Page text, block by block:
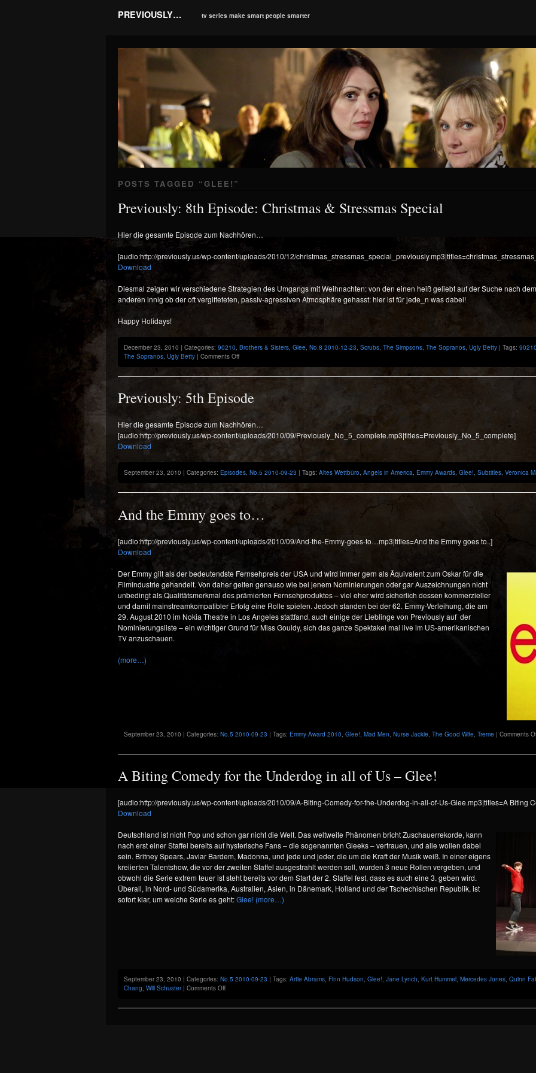
PREVIOUSLY… tv series make smart people smarter
POSTS TAGGED “GLEE! ”
Previously: 8th Episode: Christmas & Stressmas Special
Hier die gesamte Episode zum Nachhören…
[audio:http://previously.us/wp-content/uploads/2010/12/
Download
Diesmal zeigen wir verschiedene Strategien des Umgangs mit Weihnachten: von den einen heiß geliebt auf der Suche nach
anderen innig ob der oft vergifteteten, passiv-agressiven Atmosphäre gehasst: hier ist für jede_n was dabei!
Happy Holidays!
December 23, 2010 | Categories: 90210, Brothers & Sisters, Glee, No.8 2010-12-23, Scrubs, The Simpsons, The Sopranos, Ugly Betty | Tags: 90210
The Sopranos, Ugly Betty | Comments Offon
Christmas
&
Previously: 5th Episode
Hier die gesamte Episode zum Nachhören…
[audio:http://previously.us/wp-content/uploads/2010/09/Previously_No_5_complete.mp3|titles=Previously_No_5_complete]
Download
September 23, 2010 | Categories: Episodes, No.5 2010-09-23 | Tags: Altes Wettbüro, Angels in America, Emmy Awards, Glee!, Subtitles, Veronica
And the Emmy goes to…
[audio:http://previously.us/wp-content/uploads/2010/09/And-the-Emmy-goes-to…mp3|titles=And the Emmy goes to..]
Download
Der Emmy gilt als der bedeutendste Fernsehpreis der USA und wird immergern als Äquivalent zum Oskar für die
Filmindustrie gehandelt. Von daher gelten genauso wie bei jenem Nominierungen oder gar Auszeichnungen nicht
unbedingt als Qualitätsmerkmal des prämierten Fernsehproduktes – viel eher wird sicherlich dessen kommerzieller
und damit mainstreamkompatibler Erfolg eine Rolle spielen. Jedoch standen bei der 62. Emmy-Verleihung, die am
29. August 2010 im Nokia Theatre in Los Angeles stattfand, auch einige der Lieblinge von Previously auf der
Nominierungsliste – ein wichtiger Grund für Miss Gouldy, sich das ganze Spektakel mal live im US-amerikanischen
TV anzuschauen.
(more…)
September 23, 2010 | Categories: No.5 2010-09-23 | Tags: Emmy Award 2010 Glee! Mad Men Nurse Jackie The Good Wife Treme | Comments
A Biting Comedy for the Underdog in all of Us – Glee!
[audio:http://previously.us/wp-content/uploads/2010/09/A-Biting-Comedy-for-the-Underdog-in-all-of-Us-Glee.mp3|titles=A Biting
Download
Deutschland ist nicht Pop und schon gar nicht die Welt. Das weltweite Phänomen bricht Zuschauerrekorde, kann
nach erst einer Staffel bereits auf hysterische Fans – die sogenannten Gleeks – vertrauen, und alle wollen dabei
sein. Britney Spears, Javiar Bardem, Madonna, und jede und jeder, die um die Kraft der Musik weiß. In einer eigens
kreiierten Talentshow, die vor der zweiten Staffel ausgestrahlt werden soll, wurden 3 neue Rollen vergeben, und
obwohl die Serie extrem teuer ist steht bereits vor dem Start der 2. Staffel fest, dass es auch eine 3. geben wird.
Überall, in Nord- und Südamerika, Australien, Asien, in Dänemark, Holland und der Tschechischen Republik, ist
sofort klar, um welche Serie es geht:Glee! (more…)
September 23, 2010 | Categories: No.5 2010-09-23 | Tags: Artie Abrams, Finn Hudson, Glee!, Jane Lynch, Kurt Hummel, Mercedes Jones, Quinn
Chang, Will Schuster| Comments Offon